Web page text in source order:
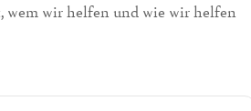
wem wir helfen und wie wir helfen